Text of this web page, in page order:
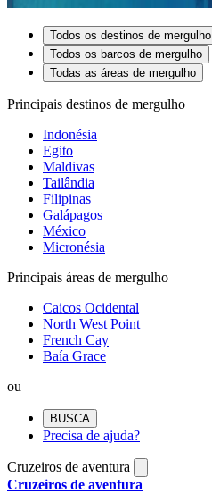
Todos os destinos de mergulho
Todos os barcos de mergulho
Todas as áreas de mergulho
Principais destinos de mergulho
Indonésia
Egito
Maldivas
Tailândia
Filipinas
Galápagos
México
Micronésia
Principais áreas de mergulho
Caicos Ocidental
North West Point
French Cay
Baía Grace
ou
BUSCA
Precisa de ajuda?
Cruzeiros de aventura
Cruzeiros de aventura